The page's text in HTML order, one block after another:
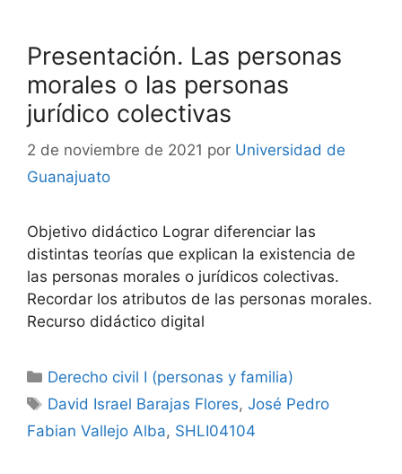
Presentación. Las personas
morales o las personas
jurídico colectivas
2 de noviembre de 2021 por Universidad de
Guanajuato
Objetivo didáctico Lograr diferenciar las
distintas teorías que explican la existencia de
las personas morales o jurídicos colectivas.
Recordar los atributos de las personas morales.
Recurso didáctico digital
Categorías
Derecho civil I (personas y familia)
Etiquetas
David Israel Barajas Flores,José Pedro
Fabian Vallejo Alba, SHLI04104